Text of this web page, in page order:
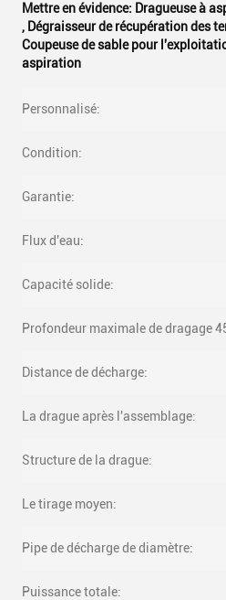
Mettre en évidence: Dragueuse à
, Dégraisseur de récupération des
Coupeuse de sable pour
aspiration
Personnalisé:
Condition:
Garantie:
Flux d'eau:
Capacité solide:
Profondeur maximale de dragage
Distance de décharge:
La drague après l'assemblage:
Structure de la drague:
Le tirage moyen:
Pipe de décharge de diamètre:
Puissance totale: